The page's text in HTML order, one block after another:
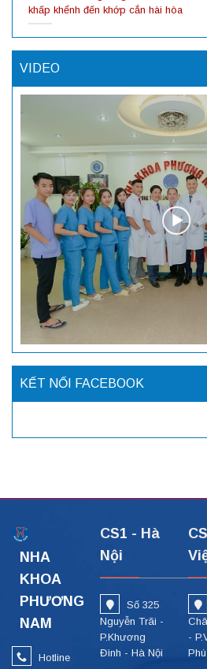
khấp khểnh đến khớp cắn hài hòa
VIDEO
KẾT NỐI FACEBOOK
NHA
KHOA
PHƯƠNG
NAM
Hotline
CS1 - Hà
Nội
Số 325
Nguyễn Trãi -
P.Khương
Đình - Hà Nội
-